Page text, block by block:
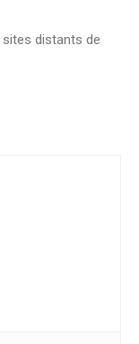
sites distants de